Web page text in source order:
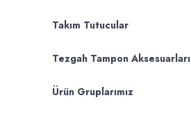
Takım Tutucular
Tezgah Tampon Aksesuarları
Ürün Gruplarımız